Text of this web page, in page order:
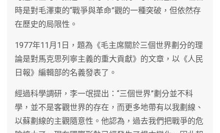
時是對毛澤東的“戰爭與革命”觀的一種突破，但依然存
在歷史的局限性。
1977年11月1日，題為《毛主席關於三個世界劃分的理
論是對馬克思列寧主義的重大貢獻》的文章，以《人民
日報》編輯部的名義發表了。
經過科學調研，李一氓提出：“三個世界”劃分並不科
學，並不是客觀世界的存在，而更多地帶有以我劃線、
以蘇劃線的主觀隨意性。他認為，過去我們把戰爭的危